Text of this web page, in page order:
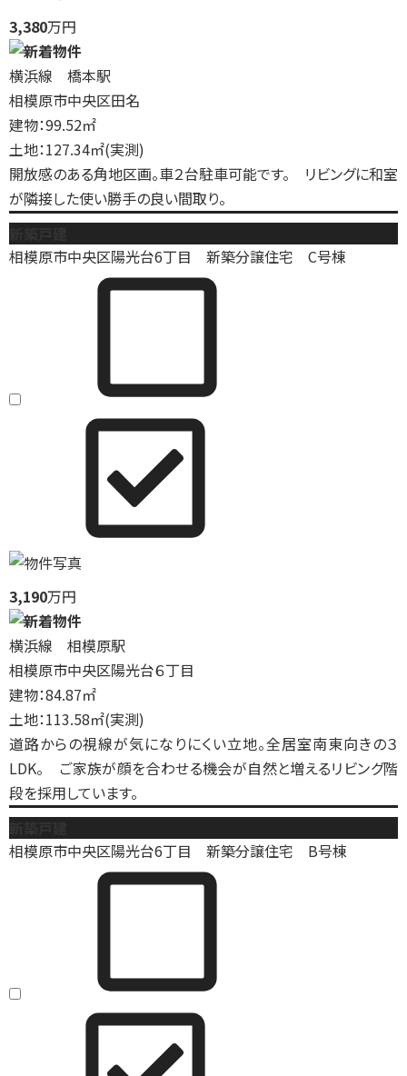
3,380万円
横浜線 橋本駅
相模原市中央区田名
建物：99.52㎡
土地：127.34㎡(実測)
開放感のある角地区画。車２台駐車可能です。 リビングに和室
が隣接した使い勝手の良い間取り。
相模原市中央区陽光台6丁目 新築分譲住宅 C号棟
3,190万円
横浜線 相模原駅
相模原市中央区陽光台６丁目
建物：84.87㎡
土地：113.58㎡(実測)
道路からの視線が気になりにくい立地。全居室南東向きの３
LDK。 ご家族が顔を合わせる機会が自然と増えるリビング階
段を採用しています。
相模原市中央区陽光台6丁目 新築分譲住宅 B号棟